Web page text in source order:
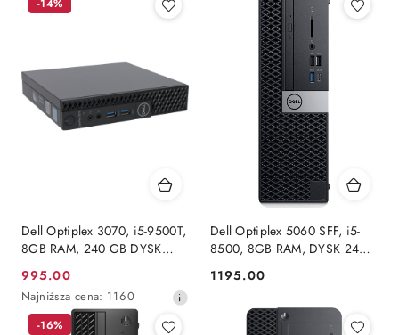
Dell Optiplex 3070, i5-9500T,
8GB RAM, 240 GB DYSK
SSD, INTEL, Windows 11 Pro
Cena
promocyjna:
995.00
Najniższa
cena
Najniższa cena: 1160
-14%
Dell Optiplex 5060 SFF, i5-
8500, 8GB RAM, DYSK 240
GB SSD, INTEL, WINDOWS
11 Pro
Cena:
1195.00
-16%